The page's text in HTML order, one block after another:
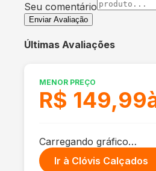
Seu comentário
Enviar Avaliação
Últimas Avaliações
MENOR PREÇO
R$ 149,99
Carregando gráfico…
Ir à Clóvis Calçados